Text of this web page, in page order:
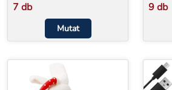
7 db
Mutat
9 db